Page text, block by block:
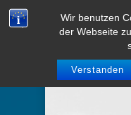
Wir benutzen
der Webseite
Verstanden